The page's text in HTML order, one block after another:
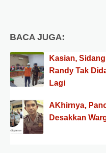
BACA JUGA:
Kasian,
Randy Tak
Lagi
AKhirnya,
Desakkan